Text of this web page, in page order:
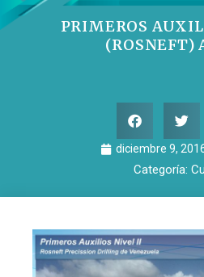
PRIMEROS
(ROSNEFT)
diciembre 9,
Categoría: